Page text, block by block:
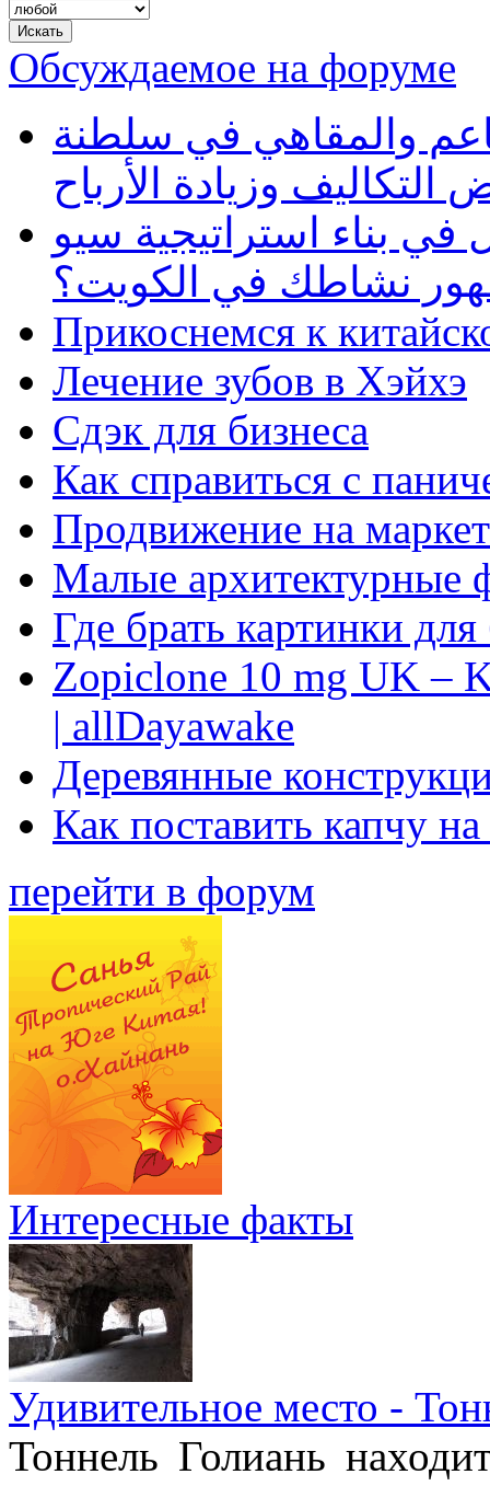
Обсуждаемое на форуме
والمقاهي في سلطنة
وزيادة الأرباح
بناء استراتيجية سيو
نشاطك في الكويت؟
Прикоснемся к
Лечение зубов в Хэйхэ
Сдэк для бизнеса
Как справиться с
Продвижение на
Малые архитектурные
Где брать картинки
Zopiclone 10 mg UK –
| allDayawake
Деревянные
Как поставить капчу
перейти в форум
Интересные факты
Удивительное место -
Тоннель Голиань